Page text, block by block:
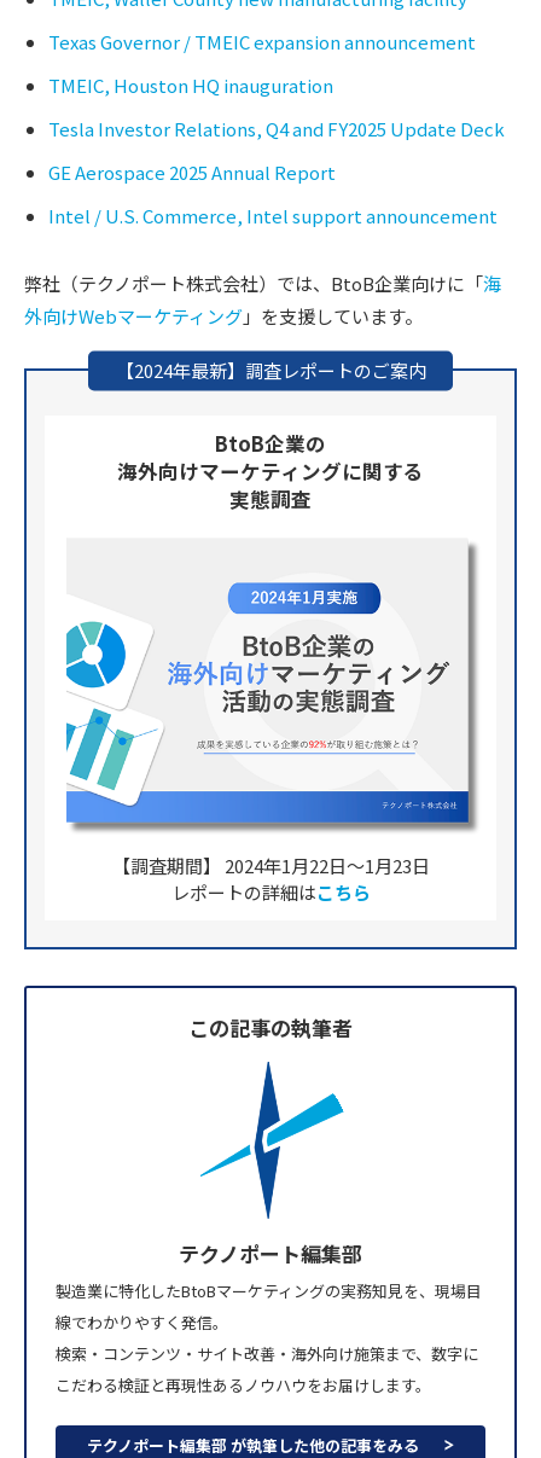
Texas Governor / TMEIC expansion announcement
TMEIC, Houston HQ inauguration
Tesla Investor Relations, Q4 and FY2025 Update Deck
GE Aerospace 2025 Annual Report
Intel / U.S. Commerce, Intel support announcement
弊社（テクノポート株式会社）では、BtoB企業向けに「海
外向けWebマーケティング」を支援しています。
【2024年最新】調査レポートのご案内
BtoB企業の
海外向けマーケティングに関する
実態調査
【調査期間】 2024年1月22日〜1月23日
レポートの詳細はこちら
この記事の執筆者
テクノポート編集部
製造業に特化したBtoBマーケティングの実務知見を、現場目
線でわかりやすく発信。
検索・コンテンツ・サイト改善・海外向け施策まで、数字に
こだわる検証と再現性あるノウハウをお届けします。
テクノポート編集部 が執筆した他の記事をみる